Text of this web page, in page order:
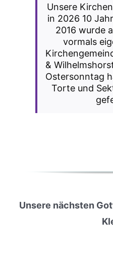
Unsere
in 2026 10
2016 wurde
vormals
&
Ostersonntag
Torte und
Unsere nächsten